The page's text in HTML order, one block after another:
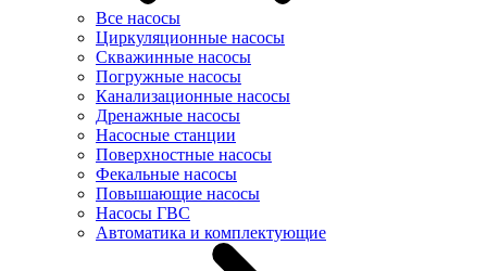
Все насосы
Циркуляционные насосы
Скважинные насосы
Погружные насосы
Канализационные насосы
Дренажные насосы
Насосные станции
Поверхностные насосы
Фекальные насосы
Повышающие насосы
Насосы ГВС
Автоматика и комплектующие